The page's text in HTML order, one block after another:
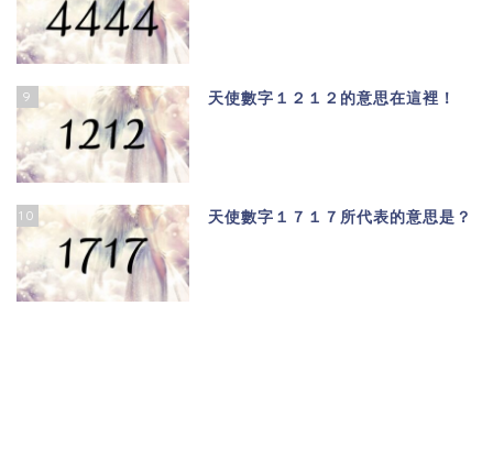
9 天使數字１２１２的意思在這裡！
10 天使數字１７１７所代表的意思是？